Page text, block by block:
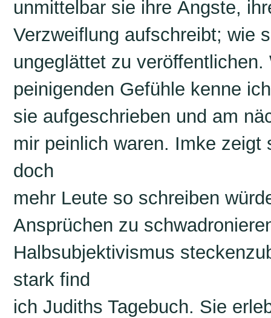
unmittelbar sie ihre Ängste,
Verzweiflung aufschreibt; wie
ungeglättet zu veröffentlichen.
peinigenden Gefühle kenne
sie aufgeschrieben und am
mir peinlich waren. Imke
doch
mehr Leute so schreiben
Ansprüchen zu
Halbsubjektivismus
stark find
ich Judiths Tagebuch. Sie